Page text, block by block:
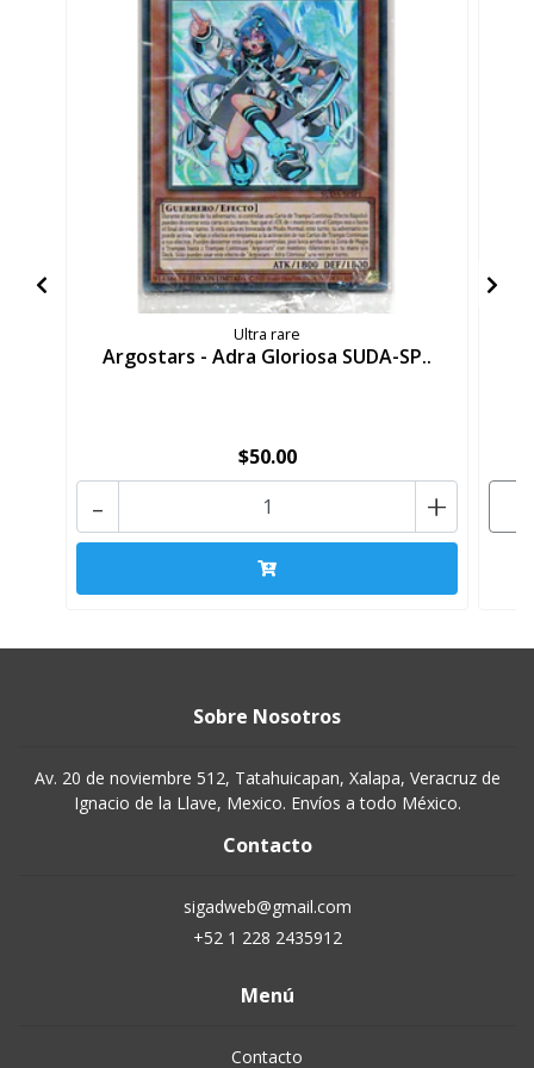
Ultra rare
Argostars - Adra Gloriosa SUDA-SP..
$50.00
+
-
Sobre Nosotros
Av. 20 de noviembre 512, Tatahuicapan, Xalapa, Veracruz de
Ignacio de la Llave, Mexico. Envíos a todo México.
Contacto
sigadweb@gmail.com
+52 1 228 2435912
Menú
Contacto